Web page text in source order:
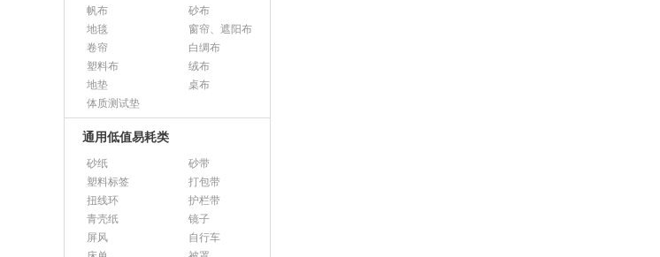
帆布
砂布
地毯
窗帘、遮阳布
卷帘
白绸布
塑料布
绒布
地垫
桌布
体质测试垫
通用低值易耗类
砂纸
砂带
塑料标签
打包带
扭线环
护栏带
青壳纸
镜子
屏风
自行车